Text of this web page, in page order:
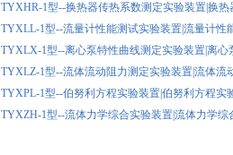
TYXHR-1型--换热器传热系数测定实验装置|换
TYXLL-1型--流量计性能测试实验装置|流量计性
TYXLX-1型--离心泵特性曲线测定实验装置|离心
TYXLZ-1型--流体流动阻力测定实验装置|流体流
TYXPL-1型--伯努利方程实验装置|伯努利方程实
TYXZH-1型--流体力学综合实验装置|流体力学综